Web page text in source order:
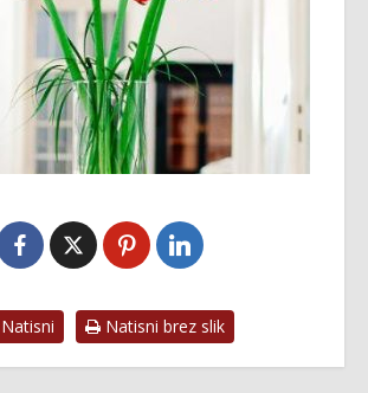
Natisni Natisni brez slik